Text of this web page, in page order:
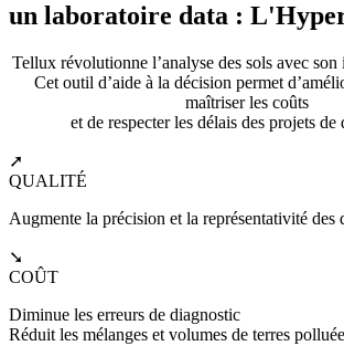
un laboratoire data :
Tellux révolutionne l’analyse des sols avec
Cet outil d’aide à la décision permet
maîtriser les coûts
et de respecter les délais des projets
➚
QUALITÉ
Augmente la précision et la représentativité des
➘
COÛT
Diminue les erreurs de diagnostic
Réduit les mélanges et volumes de terres